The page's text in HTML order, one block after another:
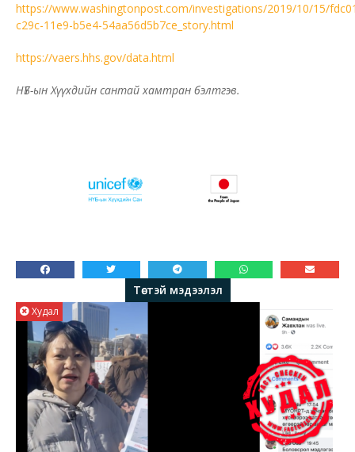
https://www.washingtonpost.com/investigations/2019/10/15/
c29c-11e9-b5e4-54aa56d5b7ce_story.html
https://vaers.hhs.gov/data.html
НҮБ-ын Хүүхдийн сантай хамтран бэлтгэв.
Төстэй мэдээлэл
Худал